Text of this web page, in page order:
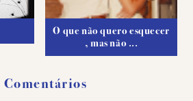
O que não quero esquecer
, mas não ...
Comentários